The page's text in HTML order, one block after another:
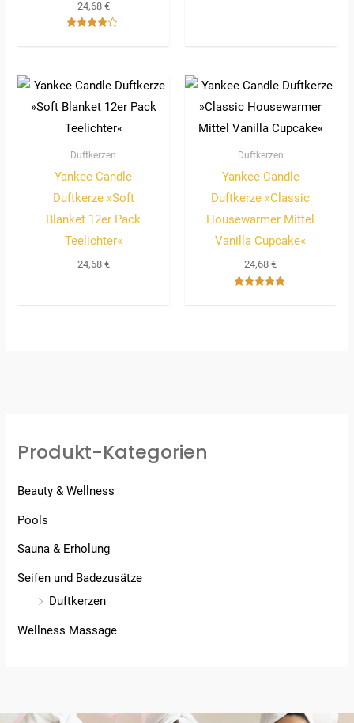
24,68 €
Duftkerzen
Yankee Candle
Duftkerze »Soft
Blanket 12er Pack
Teelichter«
24,68 €
Duftkerzen
Yankee Candle
Duftkerze »Classic
Housewarmer Mittel
Vanilla Cupcake«
24,68€
Produkt-Kategorien
Beauty & Wellness
Pools
Sauna & Erholung
Seifen und Badezusätze
Duftkerzen
Wellness Massage